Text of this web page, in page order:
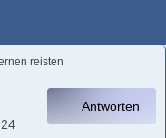
reisten
Antworten